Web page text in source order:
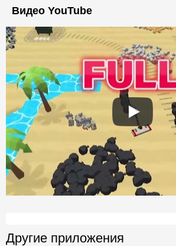
Видео YouTube
Другие приложения